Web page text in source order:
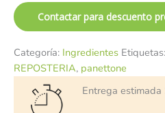
Contactar para descuento
Categoría: Ingredientes Etiquetas:
REPOSTERIA, panettone
Entrega estimada